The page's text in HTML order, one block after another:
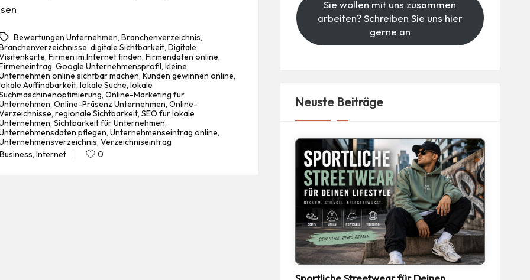
Bewertungen Unternehmen,Branchenverzeichnis,
, digitale Sichtbarkeit, Digitale
, Firmen im Internet finden, Firmendaten online,
, Google Unternehmensprofil, kleine
online sichtbar machen, Kunden gewinnen online,
Auffindbarkeit, lokale Suche, lokale
, Online-Marketing für
, Online-Präsenz Unternehmen, Online-
, regionale Sichtbarkeit, SEO für lokale
, Sichtbarkeit für Unternehmen,
pflegen, Unternehmenseintrag online,
, Verzeichniseintrag
, Internet 0
Sie wollen mit uns zusammen
arbeiten? Schreiben Sie uns hier
gerne an
Neuste Beiträge